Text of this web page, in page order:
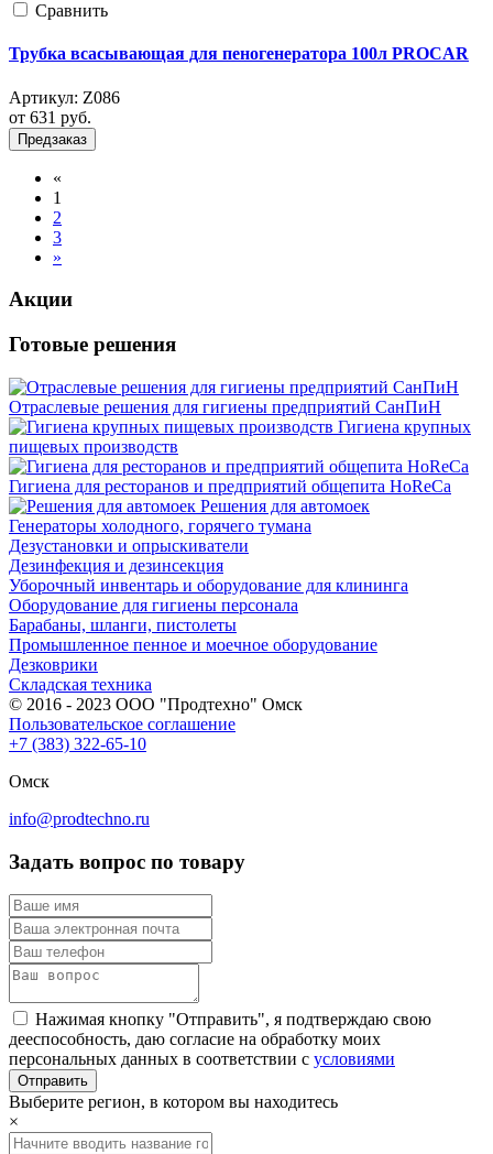
Cравнить
Трубка всасывающая для пеногенератора 100л PROCAR
Артикул: Z086
от 631 руб.
Предзаказ
«
1
2
3
»
Акции
Готовые решения
Отраслевые решения для гигиены предприятий СанПиН
Гигиена крупных
пищевых производств
Гигиена для ресторанов и предприятий общепита HoReCa
Решения для автомоек
Генераторы холодного, горячего тумана
Дезустановки и опрыскиватели
Дезинфекция и дезинсекция
Уборочный инвентарь и оборудование для клининга
Оборудование для гигиены персонала
Барабаны, шланги, пистолеты
Промышленное пенное и моечное оборудование
Дезковрики
Складская техника
© 2016 - 2023 ООО "Продтехно" Омск
Пользовательское соглашение
+7 (383) 322-65-10
Омск
info@prodtechno.ru
Задать вопрос по товару
Нажимая кнопку "Отправить", я подтверждаю свою
дееспособность, даю согласие на обработку моих
персональных данных в соответствии с условиями
Выберите регион, в котором вы находитесь
×